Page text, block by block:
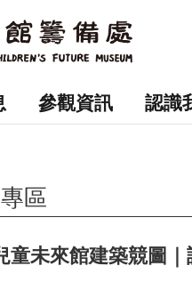
參觀資訊 認識
區
童未來館建築競圖